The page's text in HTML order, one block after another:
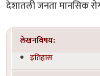
देशातली जनता मानसिक
लेखनविषय:
इतिहास